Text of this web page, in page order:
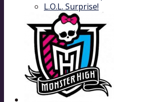
L.O.L. Surprise!